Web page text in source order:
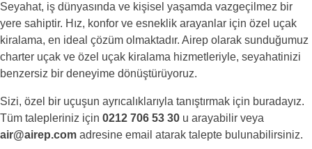
Seyahat, iş dünyasında ve kişisel yaşamda vazgeçilmez bir
yere sahiptir. Hız, konfor ve esneklik arayanlar için özel uçak
kiralama, en ideal çözüm olmaktadır. Airep olarak sunduğumuz
charter uçak ve özel uçak kiralama hizmetleriyle, seyahatinizi
benzersiz bir deneyime dönüştürüyoruz.
Sizi, özel bir uçuşun ayrıcalıklarıyla tanıştırmak için buradayız.
Tüm talepleriniz için 0212 706 53 30 u arayabilir veya
air@airep.com adresine email atarak talepte bulunabilirsiniz.